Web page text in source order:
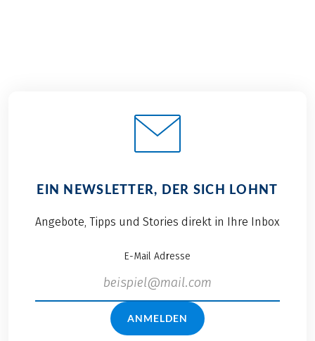
EIN NEWSLETTER, DER SICH LOHNT
Angebote, Tipps und Stories direkt in Ihre Inbox
E-Mail Adresse
ANMELDEN